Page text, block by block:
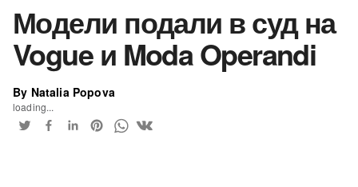
Модели подали в суд на
Vogue и Moda Operandi
By Natalia Popova
loading...